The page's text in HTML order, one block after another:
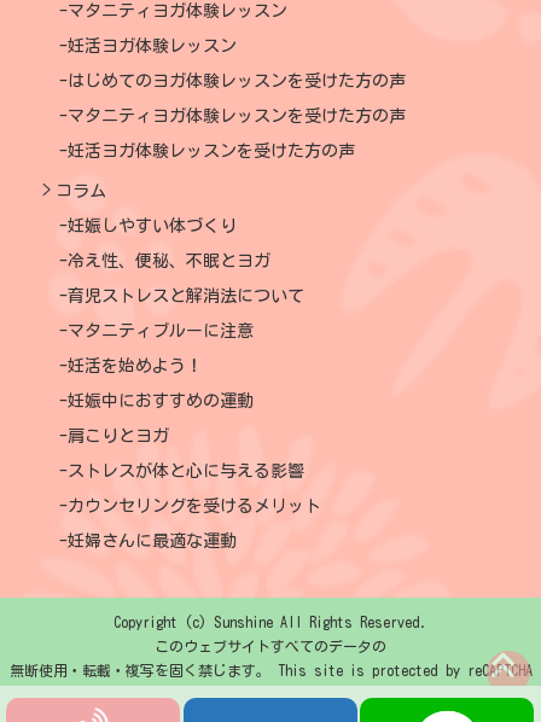
マタニティヨガ体験レッスン
妊活ヨガ体験レッスン
はじめてのヨガ体験レッスンを受けた方の声
マタニティヨガ体験レッスンを受けた方の声
妊活ヨガ体験レッスンを受けた方の声
コラム
妊娠しやすい体づくり
冷え性、便秘、不眠とヨガ
育児ストレスと解消法について
マタニティブルーに注意
妊活を始めよう！
妊娠中におすすめの運動
肩こりとヨガ
ストレスが体と心に与える影響
カウンセリングを受けるメリット
妊婦さんに最適な運動
Copyright (c) Sunshine All Rights Reserved.
このウェブサイトすべてのデータの
無断使用・転載・複写を固く禁じます。 This site is protected by reCAPTCHA